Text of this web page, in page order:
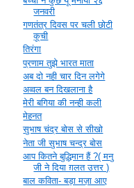
जनवरी
गणतंत्र दिवस पर चली छोटी
कूची
तिरंगा
प्रणाम तुझे भारत माता
अब दो नही चार दिन लगेगे
अव्‍वल बन दिखलाना है
मेरी बगिया की नन्ही कली
मेहनत
सुभाष चंद्र बोस से सीखो
नेता जी सुभाष चन्द्र बोस
आप कितने बुद्धिमान हैं ?( मनु
जी ने दिया ग़लत उत्तर )
बाल कविता- बड़ा मज़ा आए